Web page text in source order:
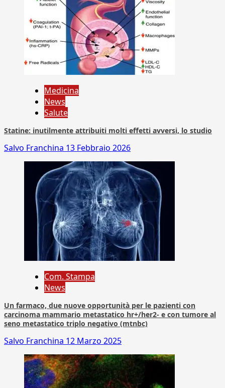
Medicina
News
Salute
Statine: inutilmente attribuiti molti effetti avversi, lo studio
Salvo Franchina 13 Febbraio 2026
Com. Stampa
News
Un farmaco, due nuove opportunità per le pazienti con
carcinoma mammario metastatico hr+/her2- e con tumore al
seno metastatico triplo negativo (mtnbc)
Salvo Franchina 12 Marzo 2025